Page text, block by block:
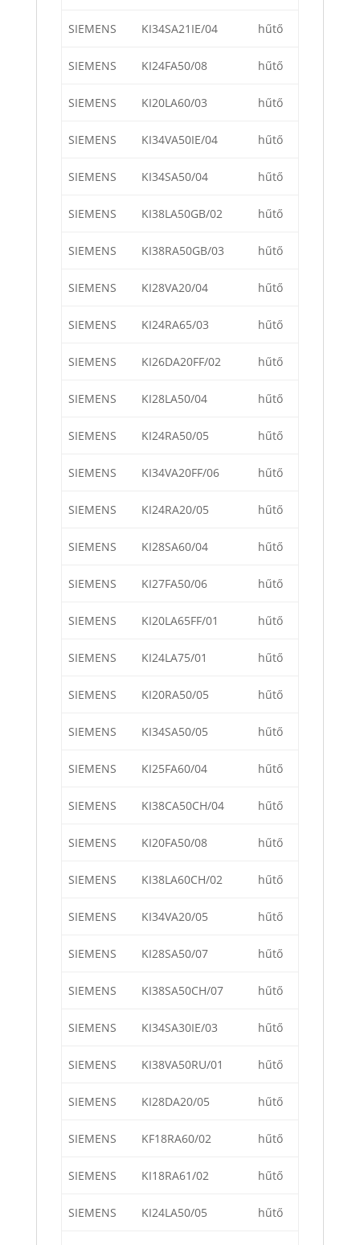
SIEMENS KI34SA21IE/04 hűtő
SIEMENS KI24FA50/08 hűtő
SIEMENS KI20LA60/03 hűtő
SIEMENS KI34VA50IE/04 hűtő
SIEMENS KI34SA50/04 hűtő
SIEMENS KI38LA50GB/02 hűtő
SIEMENS KI38RA50GB/03 hűtő
SIEMENS KI28VA20/04 hűtő
SIEMENS KI24RA65/03 hűtő
SIEMENS KI26DA20FF/02 hűtő
SIEMENS KI28LA50/04 hűtő
SIEMENS KI24RA50/05 hűtő
SIEMENS KI34VA20FF/06 hűtő
SIEMENS KI24RA20/05 hűtő
SIEMENS KI28SA60/04 hűtő
SIEMENS KI27FA50/06 hűtő
SIEMENS KI20LA65FF/01 hűtő
SIEMENS KI24LA75/01 hűtő
SIEMENS KI20RA50/05 hűtő
SIEMENS KI34SA50/05 hűtő
SIEMENS KI25FA60/04 hűtő
SIEMENS KI38CA50CH/04 hűtő
SIEMENS KI20FA50/08 hűtő
SIEMENS KI38LA60CH/02 hűtő
SIEMENS KI34VA20/05 hűtő
SIEMENS KI28SA50/07 hűtő
SIEMENS KI38SA50CH/07 hűtő
SIEMENS KI34SA30IE/03 hűtő
SIEMENS KI38VA50RU/01 hűtő
SIEMENS KI28DA20/05 hűtő
SIEMENS KF18RA60/02 hűtő
SIEMENS KI18RA61/02 hűtő
SIEMENS KI24LA50/05 hűtő